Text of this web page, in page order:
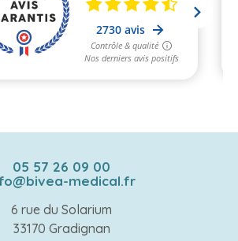
05 57 26 09 00
medical.fr
6 rue du Solarium
33170 Gradignan